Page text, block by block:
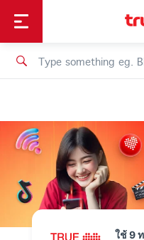
Personal
Shopping
เทรนด์เทคโนโลยี
ใช้ 9